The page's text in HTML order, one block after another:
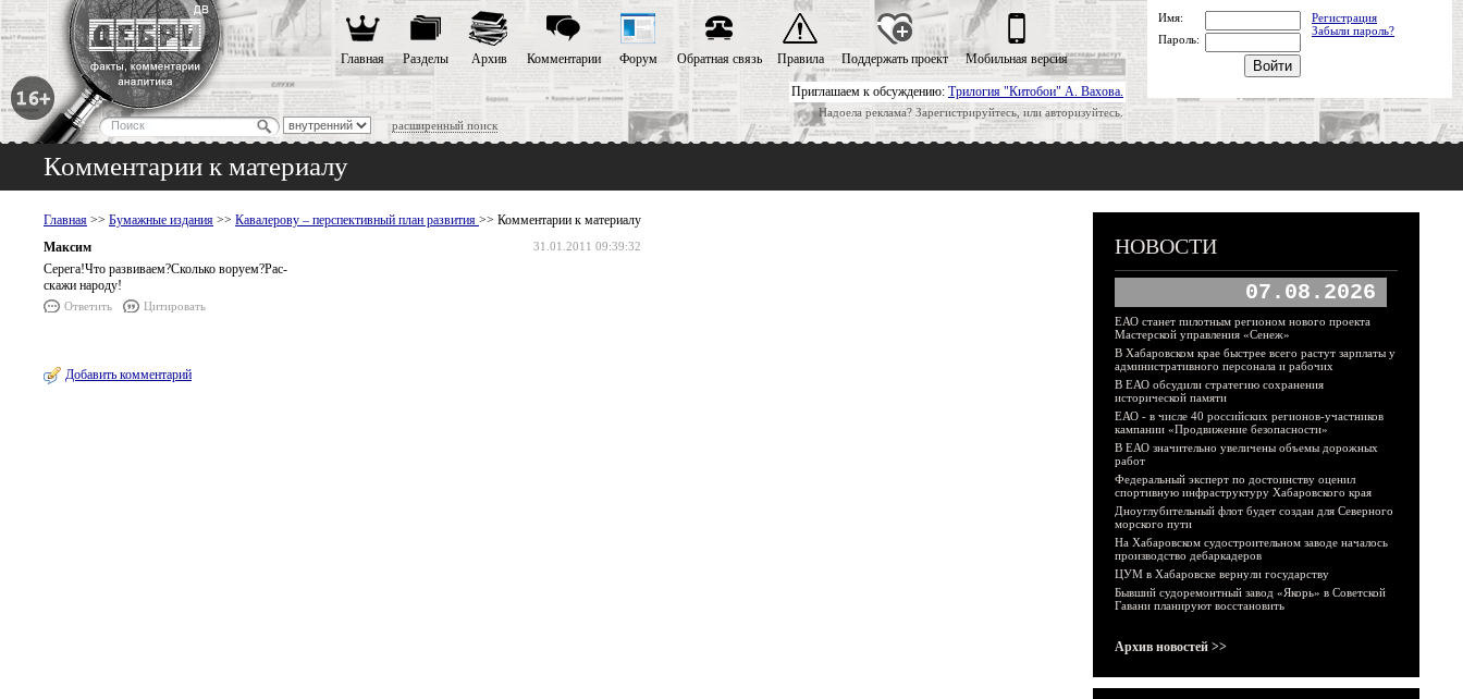
Приглашаем к обсуждению: Трилогия "Китобои" А. Вахова.
Надоела реклама? Зарегистрируйтесь, или авторизуйтесь.
расширенный поиск
Главная Разделы Архив Комментарии Форум Обратная связь Правила Поддержать проект Мобильная версия
Имя:
Регистрация
Забыли пароль?
Пароль:
Комментарии к материалу
Главная >> Бумажные издания >> Кавалерову – перспективный план развития >> Комментарии к материалу
31.01.2011 09:39:32
Максим
Серега!Что развиваем?Сколько воруем?Рас-
скажи народу!
Ответить Цитировать
Добавить комментарий
НОВОСТИ
07.08.2026
ЕАО станет пилотным регионом нового проекта
Мастерской управления «Сенеж»
В Хабаровском крае быстрее всего растут зарплаты у
административного персонала и рабочих
В ЕАО обсудили стратегию сохранения
исторической памяти
ЕАО - в числе 40 российских регионов-участников
кампании «Продвижение безопасности»
В ЕАО значительно увеличены объемы дорожных
работ
Федеральный эксперт по достоинству оценил
спортивную инфраструктуру Хабаровского края
Дноуглубительный флот будет создан для Северного
морского пути
На Хабаровском судостроительном заводе началось
производство дебаркадеров
ЦУМ в Хабаровске вернули государству
Бывший судоремонтный завод «Якорь» в Советской
Гавани планируют восстановить
Архив новостей >>